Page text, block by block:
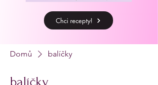
Chci recepty!
Domů balíčky
balíčky